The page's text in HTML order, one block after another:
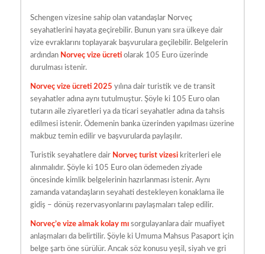
Schengen vizesine sahip olan vatandaşlar Norveç
seyahatlerini hayata geçirebilir. Bunun yanı sıra ülkeye dair
vize evraklarını toplayarak başvurulara geçilebilir. Belgelerin
ardından Norveç vize ücreti olarak 105 Euro üzerinde
durulması istenir.
Norveç vize ücreti 2025 yılına dair turistik ve de transit
seyahatler adına aynı tutulmuştur. Şöyle ki 105 Euro olan
tutarın aile ziyaretleri ya da ticari seyahatler adına da tahsis
edilmesi istenir. Ödemenin banka üzerinden yapılması üzerine
makbuz temin edilir ve başvurularda paylaşılır.
Turistik seyahatlere dair Norveç turist vizesi kriterleri ele
alınmalıdır. Şöyle ki 105 Euro olan ödemeden ziyade
öncesinde kimlik belgelerinin hazırlanması istenir. Aynı
zamanda vatandaşların seyahati destekleyen konaklama ile
gidiş – dönüş rezervasyonlarını paylaşmaları talep edilir.
Norveç’e vize almak kolay mı sorgulayanlara dair muafiyet
anlaşmaları da belirtilir. Şöyle ki Umuma Mahsus Pasaport için
belge şartı öne sürülür. Ancak söz konusu yeşil, siyah ve gri